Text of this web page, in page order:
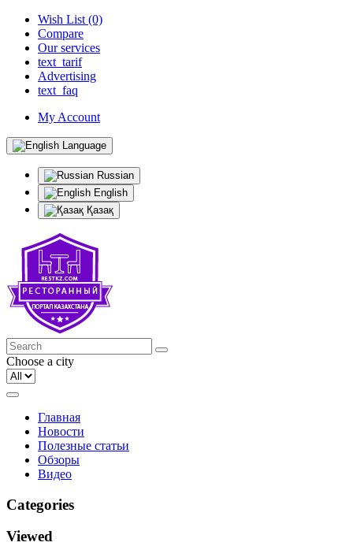
Wish List (0)
Compare
Our services
text_tarif
Advertising
text_faq
My Account
Language
Russian
English
Қазақ
Choose a city
Главная
Новости
Полезные статьи
Обзоры
Видео
Categories
Viewed